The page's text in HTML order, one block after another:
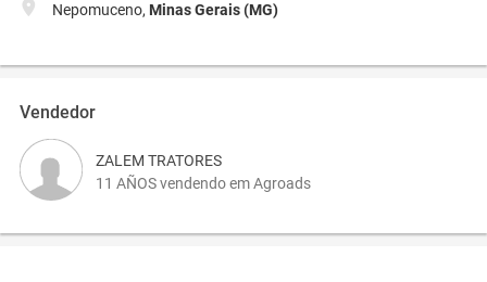
Nepomuceno, Minas Gerais (MG)
Vendedor
ZALEM TRATORES
11 AÑOS vendendo em Agroads